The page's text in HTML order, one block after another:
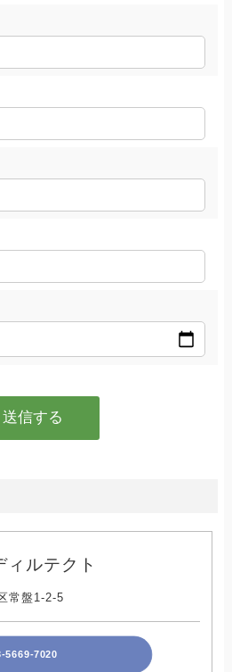
ィルテクト
常盤1-2-5
5669-7020